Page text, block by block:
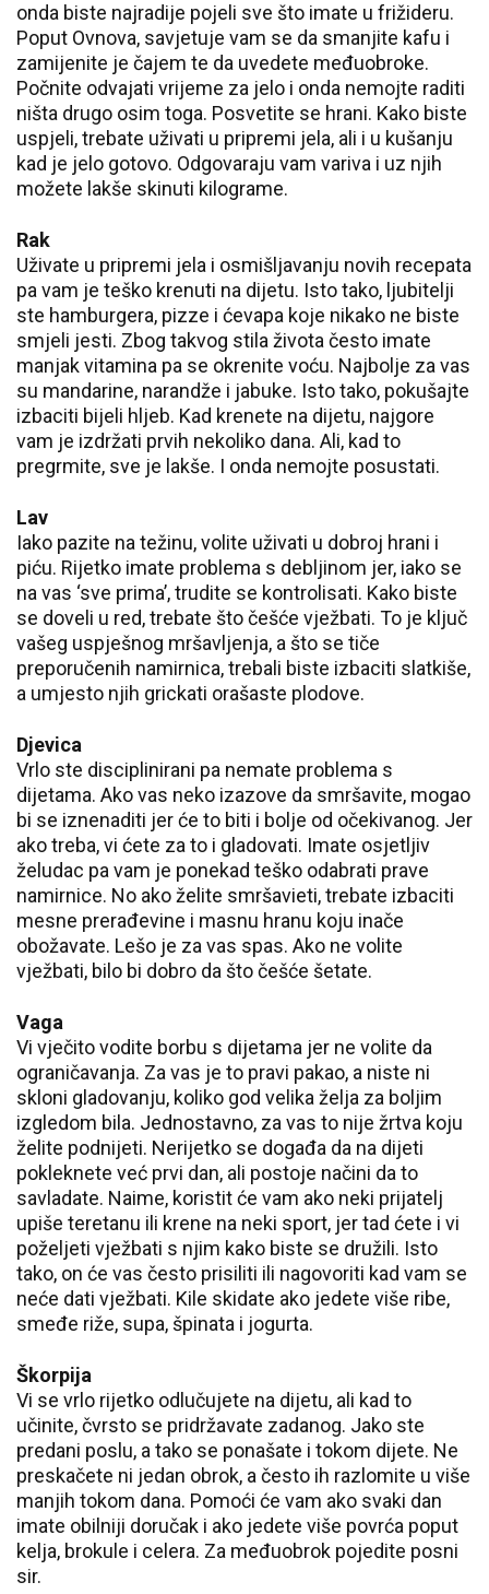
onda biste najradije pojeli sve što imate u frižideru.
Poput Ovnova, savjetuje vam se da smanjite kafu i
zamijenite je čajem te da uvedete međuobroke.
Počnite odvajati vrijeme za jelo i onda nemojte raditi
ništa drugo osim toga. Posvetite se hrani. Kako biste
uspjeli, trebate uživati u pripremi jela, ali i u kušanju
kad je jelo gotovo. Odgovaraju vam variva i uz njih
možete lakše skinuti kilograme.
Rak
Uživate u pripremi jela i osmišljavanju novih recepata
pa vam je teško krenuti na dijetu. Isto tako, ljubitelji
ste hamburgera, pizze i ćevapa koje nikako ne biste
smjeli jesti. Zbog takvog stila života često imate
manjak vitamina pa se okrenite voću. Najbolje za vas
su mandarine, narandže i jabuke. Isto tako, pokušajte
izbaciti bijeli hljeb. Kad krenete na dijetu, najgore
vam je izdržati prvih nekoliko dana. Ali, kad to
pregrmite, sve je lakše. I onda nemojte posustati.
Lav
Iako pazite na težinu, volite uživati u dobroj hrani i
piću. Rijetko imate problema s debljinom jer, iako se
na vas ‘sve prima’, trudite se kontrolisati. Kako biste
se doveli u red, trebate što češće vježbati. To je ključ
vašeg uspješnog mršavljenja, a što se tiče
preporučenih namirnica, trebali biste izbaciti slatkiše,
a umjesto njih grickati orašaste plodove.
Djevica
Vrlo ste disciplinirani pa nemate problema s
dijetama. Ako vas neko izazove da smršavite, mogao
bi se iznenaditi jer će to biti i bolje od očekivanog. Jer
ako treba, vi ćete za to i gladovati. Imate osjetljiv
želudac pa vam je ponekad teško odabrati prave
namirnice. No ako želite smršavieti, trebate izbaciti
mesne prerađevine i masnu hranu koju inače
obožavate. Lešo je za vas spas. Ako ne volite
vježbati, bilo bi dobro da što češće šetate.
Vaga
Vi vječito vodite borbu s dijetama jer ne volite da
ograničavanja. Za vas je to pravi pakao, a niste ni
skloni gladovanju, koliko god velika želja za boljim
izgledom bila. Jednostavno, za vas to nije žrtva koju
želite podnijeti. Nerijetko se događa da na dijeti
pokleknete već prvi dan, ali postoje načini da to
savladate. Naime, koristit će vam ako neki prijatelj
upiše teretanu ili krene na neki sport, jer tad ćete i vi
poželjeti vježbati s njim kako biste se družili. Isto
tako, on će vas često prisiliti ili nagovoriti kad vam se
neće dati vježbati. Kile skidate ako jedete više ribe,
smeđe riže, supa, špinata i jogurta.
Škorpija
Vi se vrlo rijetko odlučujete na dijetu, ali kad to
učinite, čvrsto se pridržavate zadanog. Jako ste
predani poslu, a tako se ponašate i tokom dijete. Ne
preskačete ni jedan obrok, a često ih razlomite u više
manjih tokom dana. Pomoći će vam ako svaki dan
imate obilniji doručak i ako jedete više povrća poput
kelja, brokule i celera. Za međuobrok pojedite posni
sir.